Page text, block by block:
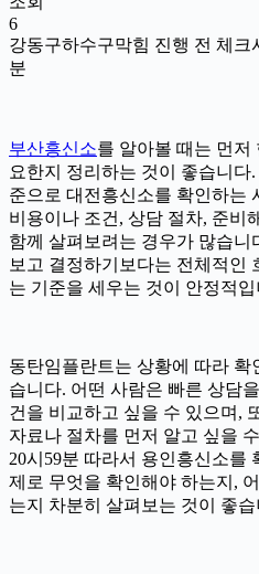
6
강동구하수구막힘 진행 전 체크
분
부산흥신소를 알아볼 때는 먼저
요한지 정리하는 것이 좋습니다.
준으로 대전흥신소를 확인하는
비용이나 조건, 상담 절차, 준비
함께 살펴보려는 경우가 많습
보고 결정하기보다는 전체적인
는 기준을 세우는 것이 안정적입
동탄임플란트는 상황에 따라 확
습니다. 어떤 사람은 빠른 상담
건을 비교하고 싶을 수 있으며,
자료나 절차를 먼저 알고 싶을
20시59분 따라서 용인흥신소를
제로 무엇을 확인해야 하는지,
는지 차분히 살펴보는 것이 좋습